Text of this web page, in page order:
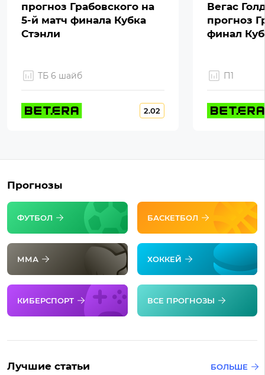
прогноз Грабовского на
5-й матч финала Кубка
Стэнли
ТБ 6 шайб
2.02
Вегас
прогноз
финал
П1
Прогнозы
ФУТБОЛ БАСКЕТБОЛ
ММА ХОККЕЙ
КИБЕРСПОРТ ВСЕ ПРОГНОЗЫ
Лучшие статьи БОЛЬШЕ